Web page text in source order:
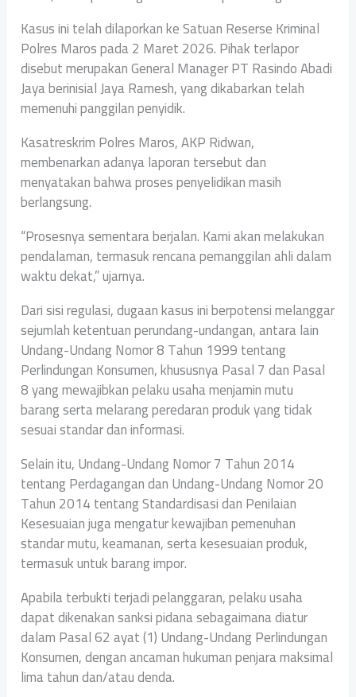
Kasus ini telah dilaporkan ke Satuan Reserse Kriminal
Polres Maros pada 2 Maret 2026. Pihak terlapor
disebut merupakan General Manager PT Rasindo Abadi
Jaya berinisial Jaya Ramesh, yang dikabarkan telah
memenuhi panggilan penyidik.
Kasatreskrim Polres Maros, AKP Ridwan,
membenarkan adanya laporan tersebut dan
menyatakan bahwa proses penyelidikan masih
berlangsung.
“Prosesnya sementara berjalan. Kami akan melakukan
pendalaman, termasuk rencana pemanggilan ahli dalam
waktu dekat,” ujarnya.
Dari sisi regulasi, dugaan kasus ini berpotensi melanggar
sejumlah ketentuan perundang-undangan, antara lain
Undang-Undang Nomor 8 Tahun 1999 tentang
Perlindungan Konsumen, khususnya Pasal 7 dan Pasal
8 yang mewajibkan pelaku usaha menjamin mutu
barang serta melarang peredaran produk yang tidak
sesuai standar dan informasi.
Selain itu, Undang-Undang Nomor 7 Tahun 2014
tentang Perdagangan dan Undang-Undang Nomor 20
Tahun 2014 tentang Standardisasi dan Penilaian
Kesesuaian juga mengatur kewajiban pemenuhan
standar mutu, keamanan, serta kesesuaian produk,
termasuk untuk barang impor.
Apabila terbukti terjadi pelanggaran, pelaku usaha
dapat dikenakan sanksi pidana sebagaimana diatur
dalam Pasal 62 ayat (1) Undang-Undang Perlindungan
Konsumen, dengan ancaman hukuman penjara maksimal
lima tahun dan/atau denda.